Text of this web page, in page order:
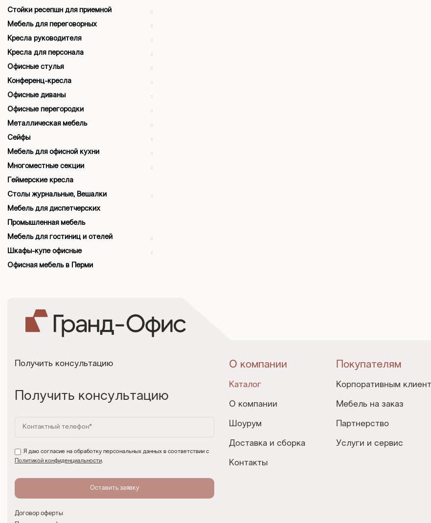
Стойки ресепшн для приемной
Мебель для переговорных
Кресла руководителя
Кресла для персонала
Офисные стулья
Конференц-кресла
Офисные диваны
Офисные перегородки
Металлическая мебель
Сейфы
Мебель для офисной кухни
Многоместные секции
Геймерские кресла
Столы журнальные, Вешалки
Мебель для диспетчерских
Промышленная мебель
Мебель для гостиниц и отелей
Шкафы-купе офисные
Офисная мебель в Перми
Получить консультацию
Получить консультацию
Я даю согласие на обработку персональных данных в соответствии с
Политикой конфиденциальности.
Договор оферты
О компании
Каталог
О компании
Шоурум
Доставка и сборка
Контакты
Покупателям
Корпоративным
Мебель на заказ
Партнерство
Услуги и сервис